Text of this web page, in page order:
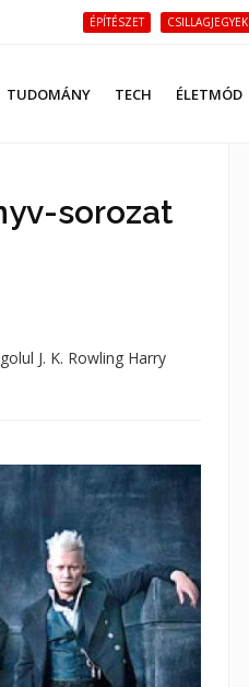
ÉPÍTÉSZET CSILLAGJEGYEK
TUDOMÁNY TECH ÉLETMÓD
sorozat
J. K. Rowling Harry